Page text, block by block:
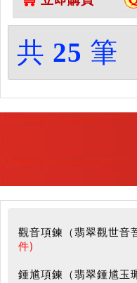
化訂做各種翡翠齊天
項鍊。★附A貨翡翠
共 25 筆
觀音項鍊（翡翠觀世音
件)
鍾馗項鍊（翡翠鍾馗玉